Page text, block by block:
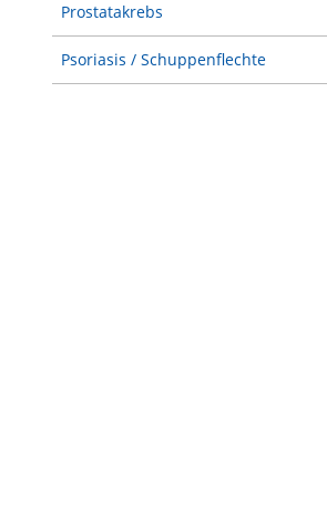
Prostatakrebs
Psoriasis / Schuppenflechte